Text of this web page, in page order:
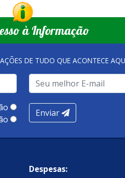
à Informação
DE TUDO QUE ACONTECE
Enviar
Despesas: